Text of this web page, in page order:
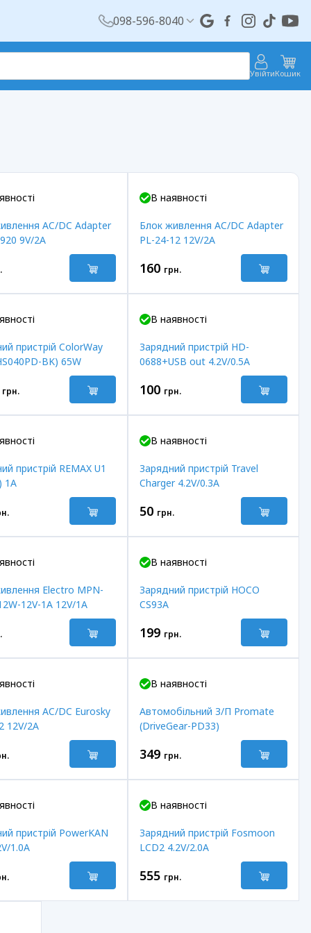
098-596-8040
УвійтиКошик
AC/DC Adapter
9V/2A
В наявності
Блок живлення AC/DC Adapter
PL-24-12 12V/2A
160 грн.
пристрій ColorWay
BK) 65W
грн.
В наявності
Зарядний пристрій HD-
0688+USB out 4.2V/0.5A
100 грн.
пристрій REMAX U1
1A
В наявності
Зарядний пристрій Travel
Charger 4.2V/0.3A
50 грн.
Electro MPN-
12V-1A 12V/1A
В наявності
Зарядний пристрій HOCO
CS93A
199 грн.
AC/DC Eurosky
12V/2A
В наявності
Автомобільний З/П Promate
(DriveGear-PD33)
349 грн.
пристрій PowerKAN
1.0A
В наявності
Зарядний пристрій Fosmoon
LCD2 4.2V/2.0A
555 грн.